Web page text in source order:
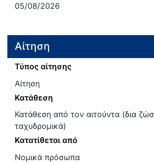
05/08/2026
Αίτηση
Τύπος αίτησης
Αίτηση
Κατάθεση
Κατάθεση από τον αιτούντα (δια
ταχυδρομικά)
Κατατίθεται από
Νομικά πρόσωπα